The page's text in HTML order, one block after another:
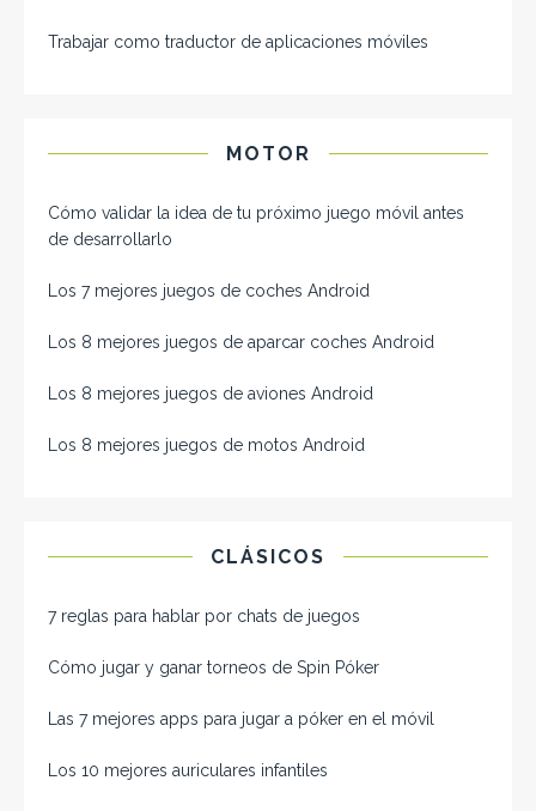
Trabajar como traductor de aplicaciones móviles
MOTOR
Cómo validar la idea de tu próximo juego móvil antes
de desarrollarlo
Los 7 mejores juegos de coches Android
Los 8 mejores juegos de aparcar coches Android
Los 8 mejores juegos de aviones Android
Los 8 mejores juegos de motos Android
CLÁSICOS
7 reglas para hablar por chats de juegos
Cómo jugar y ganar torneos de Spin Póker
Las 7 mejores apps para jugar a póker en el móvil
Los 10 mejores auriculares infantiles